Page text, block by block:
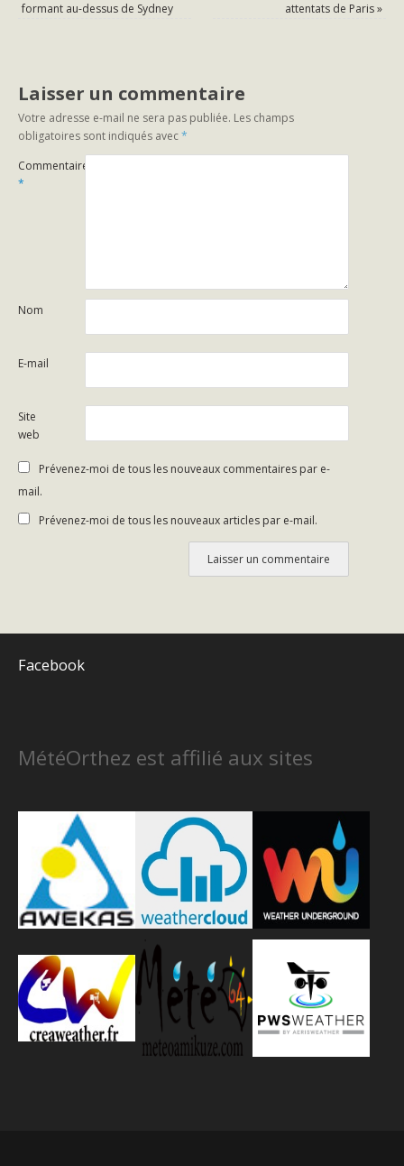
formant au-dessus de Sydney
attentats de Paris»
Laisser un commentaire
Votre adresse e-mail ne sera pas publiée. Les champs
obligatoires sont indiqués avec*
Commentaire
*
Nom
E-mail
Site
web
Prévenez-moi de tous les nouveaux commentaires par e-
mail.
Prévenez-moi de tous les nouveaux articles par e-mail.
Facebook
MétéOrthez est affilié aux sites